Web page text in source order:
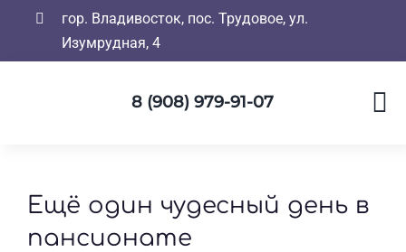
гор. Владивосток, пос. Трудовое, ул.
Изумрудная, 4
8 (908) 979-91-07
Ещё один чудесный день в
пансионате